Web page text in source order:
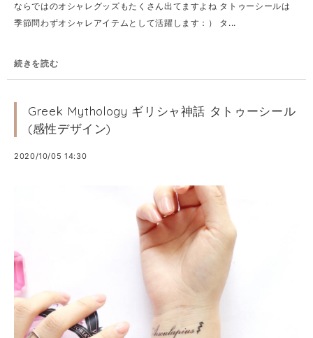
ならではのオシャレグッズもたくさん出てますよね タトゥーシールは
季節問わずオシャレアイテムとして活躍します：） タ...
続きを読む
Greek Mythology ギリシャ神話 タトゥーシール
(感性デザイン)
2020/10/05 14:30